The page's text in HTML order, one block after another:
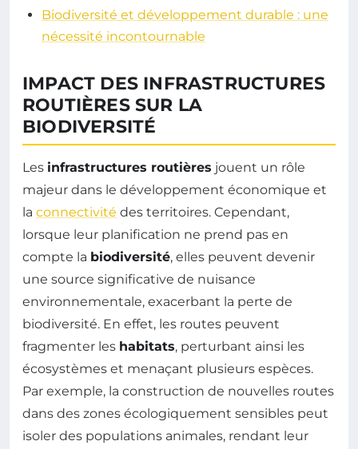
Biodiversité et développement durable : une
nécessité incontournable
IMPACT DES INFRASTRUCTURES
ROUTIÈRES SUR LA
BIODIVERSITÉ
Les infrastructures routières jouent un rôle
majeur dans le développement économique et
la connectivité des territoires. Cependant,
lorsque leur planification ne prend pas en
compte la biodiversité, elles peuvent devenir
une source significative de nuisance
environnementale, exacerbant la perte de
biodiversité. En effet, les routes peuvent
fragmenter les habitats, perturbant ainsi les
écosystèmes et menaçant plusieurs espèces.
Par exemple, la construction de nouvelles routes
dans des zones écologiquement sensibles peut
isoler des populations animales, rendant leur